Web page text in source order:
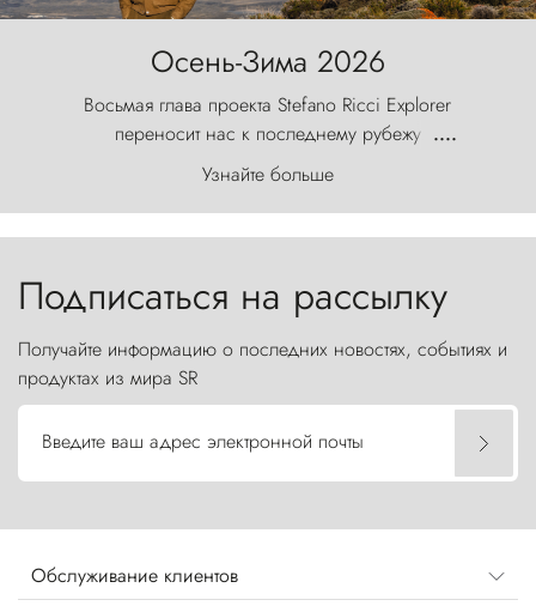
Осень-Зима 2026
Восьмая глава проекта Stefano Ricci Explorer
переносит нас к последнему рубежу
первозданного мира, где ветер с
первобытной яростью ваяет ландшафт, а пики
Торрес-дель-Пайне, словно каменные стражи,
....
Узнайте больше
Подписаться на рассылку
Получайте информацию о последних новостях, событиях и
продуктах из мира SR
Введите ваш адрес электронной почты
Обслуживание клиентов